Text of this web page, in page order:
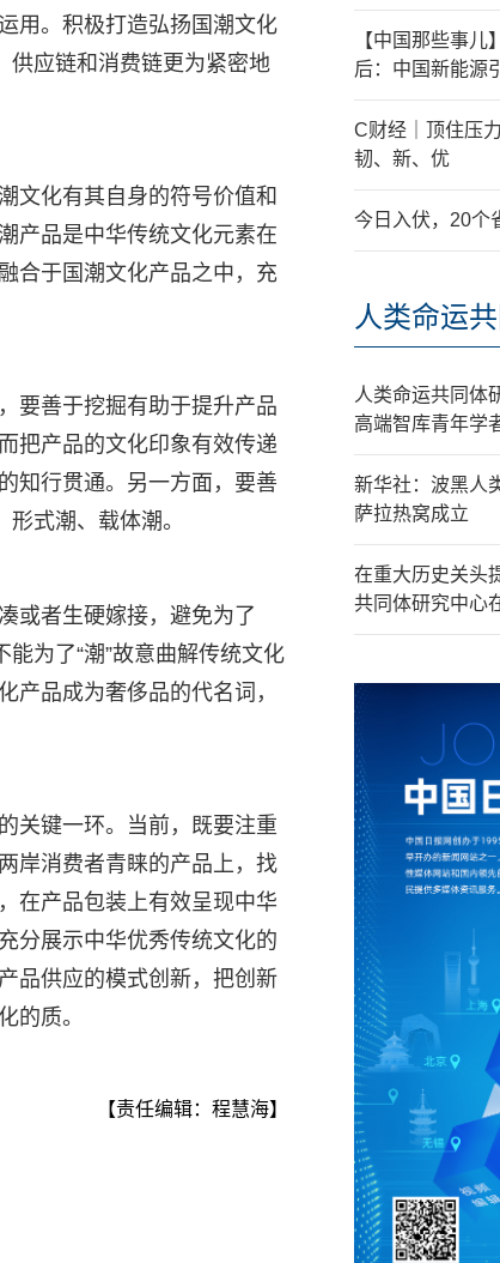
用。积极打造弘扬国潮文化
供应链和消费链更为紧密地
文化有其自身的符号价值和
产品是中华传统文化元素在
合于国潮文化产品之中，充
要善于挖掘有助于提升产品
把产品的文化印象有效传递
知行贯通。另一方面，要善
式潮、载体潮。
或者生硬嫁接，避免为了
为了“潮”故意曲解传统文化
产品成为奢侈品的代名词，
关键一环。当前，既要注重
岸消费者青睐的产品上，找
在产品包装上有效呈现中华
分展示中华优秀传统文化的
品供应的模式创新，把创新
的质。
【责任编辑：程慧海】
【中国那些事儿
后：中国新能源
C财经｜顶住压
韧、新、优
今日入伏，20个
人类命运
人类命运共同体
高端智库青年学
新华社：波黑人
萨拉热窝成立
在重大历史关头
共同体研究中心